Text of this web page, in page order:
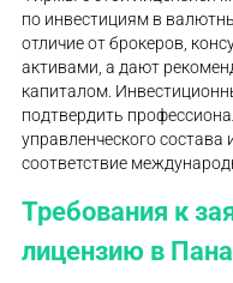
по инвестициям в
отличие от брокеров,
активами, а дают
капиталом.
подтвердить
управленческого
соответствие
Требования к
лицензию в